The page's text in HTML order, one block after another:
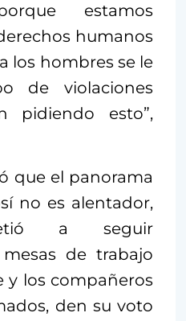
estamos
humanos
los hombres se le
de violaciones
pidiendo esto”,
que el panorama
no es alentador,
a seguir
de trabajo
y los compañeros
den su voto